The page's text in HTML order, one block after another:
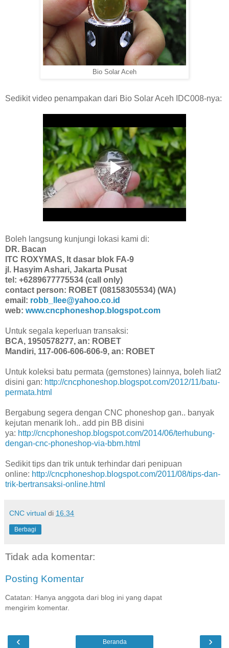
Bio Solar Aceh
Sedikit video penampakan dari Bio Solar Aceh IDC008-nya:
Boleh langsung kunjungi lokasi kami di:
DR. Bacan
ITC ROXYMAS, lt dasar blok FA-9
jl. Hasyim Ashari, Jakarta Pusat
tel: +6289677775534 (call only)
contact person: ROBET (08158305534) (WA)
email: robb_llee@yahoo.co.id
web: www.cncphoneshop.blogspot.com
Untuk segala keperluan transaksi:
BCA, 1950578277, an: ROBET
Mandiri, 117-006-606-606-9, an: ROBET
Untuk koleksi batu permata (gemstones) lainnya, boleh liat2
disini gan: http://cncphoneshop.blogspot.com/2012/11/batu-
permata.html
Bergabung segera dengan CNC phoneshop gan.. banyak
kejutan menarik loh.. add pin BB disini
ya: http://cncphoneshop.blogspot.com/2014/06/terhubung-
dengan-cnc-phoneshop-via-bbm.html
Sedikit tips dan trik untuk terhindar dari penipuan
online: http://cncphoneshop.blogspot.com/2011/08/tips-dan-
trik-bertransaksi-online.html
CNC virtual di 16.34
Berbagi
Tidak ada komentar:
Posting Komentar
Catatan: Hanya anggota dari blog ini yang dapat
mengirim komentar.
‹ ›
Beranda